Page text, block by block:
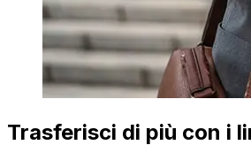
Trasferisci di più con i